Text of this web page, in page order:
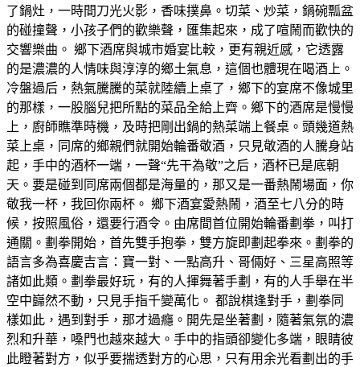
了鍋灶，一時間刀光火影，香味撲鼻。切菜、炒菜，鍋碗瓢盆
的碰撞聲，小孩子們的歡樂聲，匯集起來，成了喧鬧而歡快的
交響樂曲。 鄉下酒席與城市婚宴比較，更有親近感，它透露
的是濃濃的人情味與淳淳的鄉土氣息，這個也體現在喝酒上。
冷盤過后，熱氣騰騰的菜就陸續上桌了，鄉下的宴席不像城里
的那樣，一股腦兒把所點的菜品全給上齊。鄉下的酒席是慢慢
上，廚師瞧準時機，及時把剛出鍋的熱菜端上餐桌。頭幾道熱
菜上桌，同席的鄉親們就開始輪番敬酒，只見敬酒的人騰身站
起，手中的酒杯一端，一聲“先干為敬”之后，酒杯已是底朝
天。要是碰到同席兩個都是海量的，那又是一番熱鬧場面，你
敬我一杯，我回你兩杯。 鄉下酒宴愛熱鬧，酒至七八分的時
候，按照風俗，還要行酒令。由席間首位開始輪番劃拳，叫打
通關。劃拳開始，首先雙手抱拳，雙方旋即劃起拳來。劃拳的
語言多為喜慶吉言：寶一對、一點高升、哥倆好、三星高照等
諸如此類。劃拳最好玩，有的人揮舞著手劃，有的人手舉在半
空中巋然不動，只見手指千變萬化。 都說棋逢對手，劃拳同
樣如此，遇到對手，那才過癮。開先是坐著劃，隨著氣氛的濃
烈和升華，嗓門也越來越大。手中的指頭卻變化多端，眼睛彼
此瞪著對方，似乎要揣透對方的心思，只有用余光看劃出的手